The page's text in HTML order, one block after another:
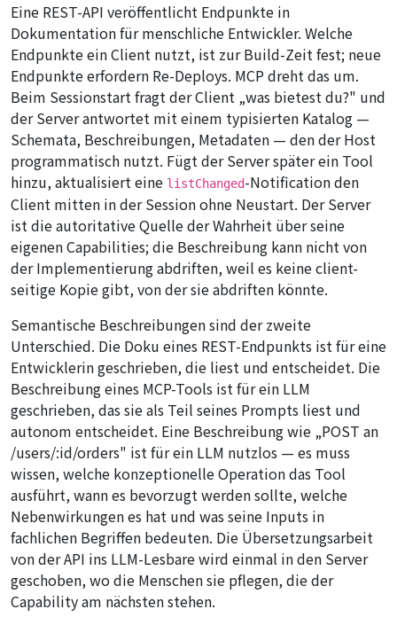
Eine REST-API veröffentlicht Endpunkte in
Dokumentation für menschliche Entwickler. Welche
Endpunkte ein Client nutzt, ist zur Build-Zeit fest; neue
Endpunkte erfordern Re-Deploys. MCP dreht das um.
Beim Sessionstart fragt der Client „was bietest du?" und
der Server antwortet mit einem typisierten Katalog —
Schemata, Beschreibungen, Metadaten — den der Host
programmatisch nutzt. Fügt der Server später ein Tool
hinzu, aktualisiert eine listChanged-Notification den
Client mitten in der Session ohne Neustart. Der Server
ist die autoritative Quelle der Wahrheit über seine
eigenen Capabilities; die Beschreibung kann nicht von
der Implementierung abdriften, weil es keine client-
seitige Kopie gibt, von der sie abdriften könnte.
Semantische Beschreibungen sind der zweite
Unterschied. Die Doku eines REST-Endpunkts ist für eine
Entwicklerin geschrieben, die liest und entscheidet. Die
Beschreibung eines MCP-Tools ist für ein LLM
geschrieben, das sie als Teil seines Prompts liest und
autonom entscheidet. Eine Beschreibung wie „POST an
/users/:id/orders" ist für ein LLM nutzlos — es muss
wissen, welche konzeptionelle Operation das Tool
ausführt, wann es bevorzugt werden sollte, welche
Nebenwirkungen es hat und was seine Inputs in
fachlichen Begriffen bedeuten. Die Übersetzungsarbeit
von der API ins LLM-Lesbare wird einmal in den Server
geschoben, wo die Menschen sie pflegen, die der
Capability am nächsten stehen.